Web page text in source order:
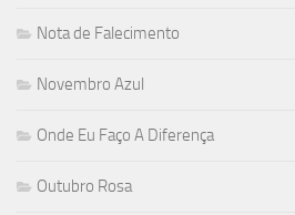
Nota de Falecimento
Novembro Azul
Onde Eu Faço A Diferença
Outubro Rosa